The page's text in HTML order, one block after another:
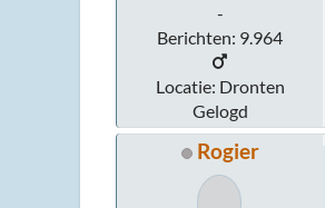
-
Berichten: 9.964
Locatie: Dronten
Gelogd
Rogier